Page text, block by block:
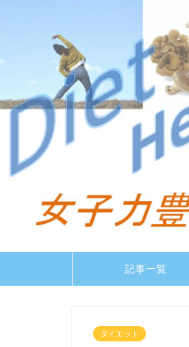
記事一覧
ダイエット